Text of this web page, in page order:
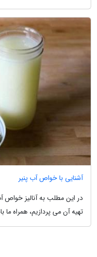
آشنایی با خواص آب پنیر
در این مطلب به آنالیز
تهیه آن می پردازیم، همراه ما